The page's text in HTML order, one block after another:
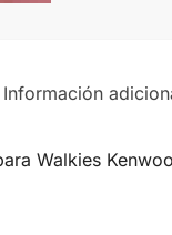
Información
Walkies